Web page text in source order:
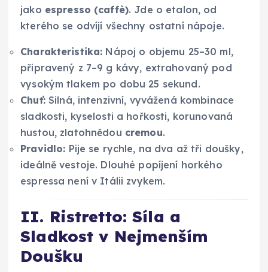
jako espresso (caffè). Jde o etalon, od
kterého se odvíjí všechny ostatní nápoje.
Charakteristika: Nápoj o objemu 25–30 ml,
připravený z 7–9 g kávy, extrahovaný pod
vysokým tlakem po dobu 25 sekund.
Chuť:Silná, intenzivní, vyvážená kombinace
sladkosti, kyselosti a hořkosti, korunovaná
hustou, zlatohnědou cremou.
Pravidlo: Pije se rychle, na dva až tři doušky,
ideálně vestoje. Dlouhé popíjení horkého
espressa není v Itálii zvykem.
II. Ristretto: Síla a
Sladkost v Nejmenším
Doušku